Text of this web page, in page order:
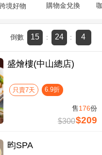
境好物 購物金兌換
倒數 15 : 24 : 3
盛燴樓(中山總店)
只賣7天 6.9折
售176份
$300$209
昀SPA